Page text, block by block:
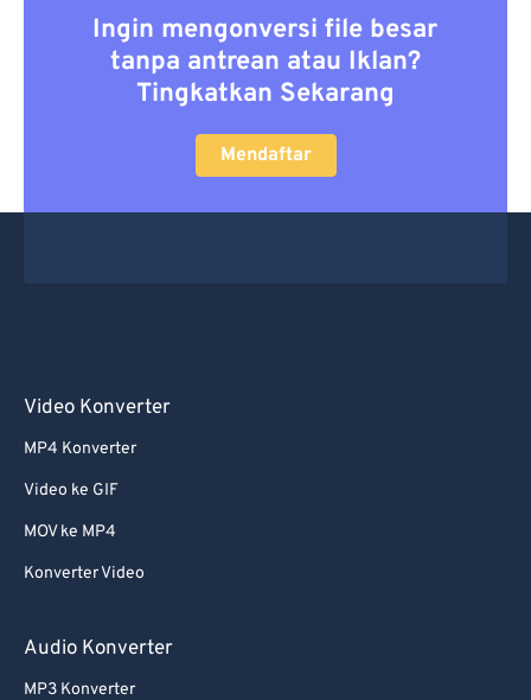
Ingin mengonversi file besar
tanpa antrean atau Iklan?
Tingkatkan Sekarang
Mendaftar
Video Konverter
MP4 Konverter
Video ke GIF
MOV ke MP4
Konverter Video
Audio Konverter
MP3 Konverter